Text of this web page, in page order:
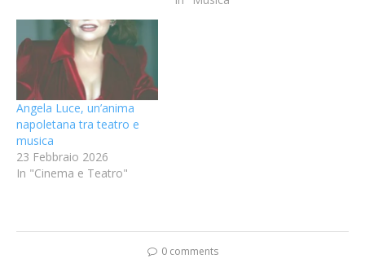
Angela Luce, un’anima
napoletana tra teatro e
musica
23 Febbraio 2026
In "Cinema e Teatro"
0 comments